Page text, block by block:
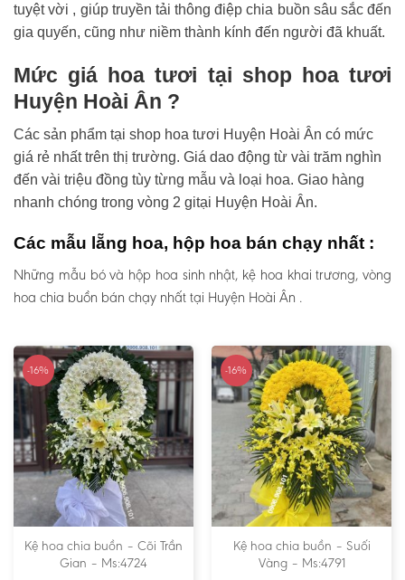
tuyệt vời , giúp truyền tải thông điệp chia buồn sâu sắc đến
gia quyến, cũng như niềm thành kính đến người đã khuất.
Mức giá hoa tươi tại shop hoa tươi
Huyện Hoài Ân ?
Các sản phẩm tại shop hoa tươi Huyện Hoài Ân có mức
giá rẻ nhất trên thị trường. Giá dao động từ vài trăm nghìn
đến vài triệu đồng tùy từng mẫu và loại hoa. Giao hàng
nhanh chóng trong vòng 2 gitại Huyện Hoài Ân.
Các mẫu lẵng hoa, hộp hoa bán chạy nhất :
Những mẫu bó và hộp hoa sinh nhật, kệ hoa khai trương, vòng
hoa chia buồn bán chạy nhất tại Huyện Hoài Ân .
-16%
Kệ hoa chia buồn – Cõi Trần
Gian – Ms:4724
-16%
Kệ hoa chia buồn – Suối
Vàng – Ms:4791